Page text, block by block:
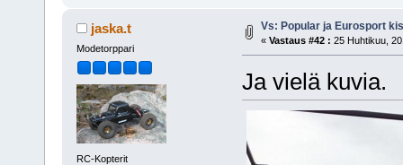
jaska.t
Modetorppari
RC-Kopterit
Vs: Popular ja Eurosport
« Vastaus #42 : 25 Huhtikuu,
Ja vielä kuvia.